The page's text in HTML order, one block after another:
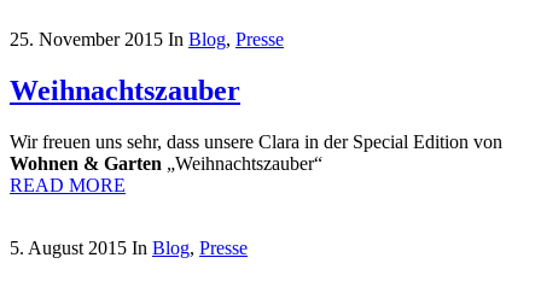
25. November 2015 In Blog, Presse
Weihnachtszauber
Wir freuen uns sehr, dass unsere Clara in der Special Edition von
Wohnen & Garten „Weihnachtszauber“
READ MORE
5. August 2015 In Blog, Presse